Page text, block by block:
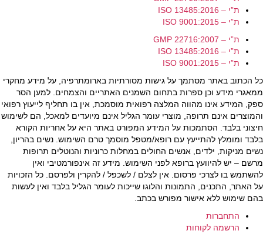
ת”י – ISO 13485:2016
ת”י – ISO 9001:2015
ת”י – GMP 22716:2007
ת”י – ISO 13485:2016
ת”י – ISO 9001:2015
כל הכתוב באתר מסתמך על גישות מסורתיות בארומתרפיה, על מידע מחקרי
ממאגרי מידע וכן ספרות בתחום השמנים האתריים והצמחים. למען הסר
ספק, המידע אינו מהווה המלצה רפואית מוסמכת, אין בו תחליף לייעוץ רפואי
והמוצרים אינם תרופה, מוצרי עומר הגליל אינם מיועדים למאכל, הם לשימוש
חיצוני בלבד. הסתמכות על המידע המפורט באתר היא על אחריות הקורא
בלבד ומומלץ להתייעץ עם רופא/מטפל מוסמך טרם השימוש. נשים בהריון,
נשים מניקות, ילדים, אנשים החולים במחלות כרוניות והנוטלים תרופות
מרשם – יש להיוועץ ברופא לפני השימוש. מידע זה אינפורמטיבי ואין
להשתמש בו לצרכי פרסום. אין לצלם / לשכפל / להקרין ולפרסם. כל הזכויות
על האתר, התכנים, התמונות והלוגו שייכות לעומר הגליל בלבד ואין לעשות
בהם שימוש ללא אישור מפורש בכתב.
התחברות
הרשמה לקוחות